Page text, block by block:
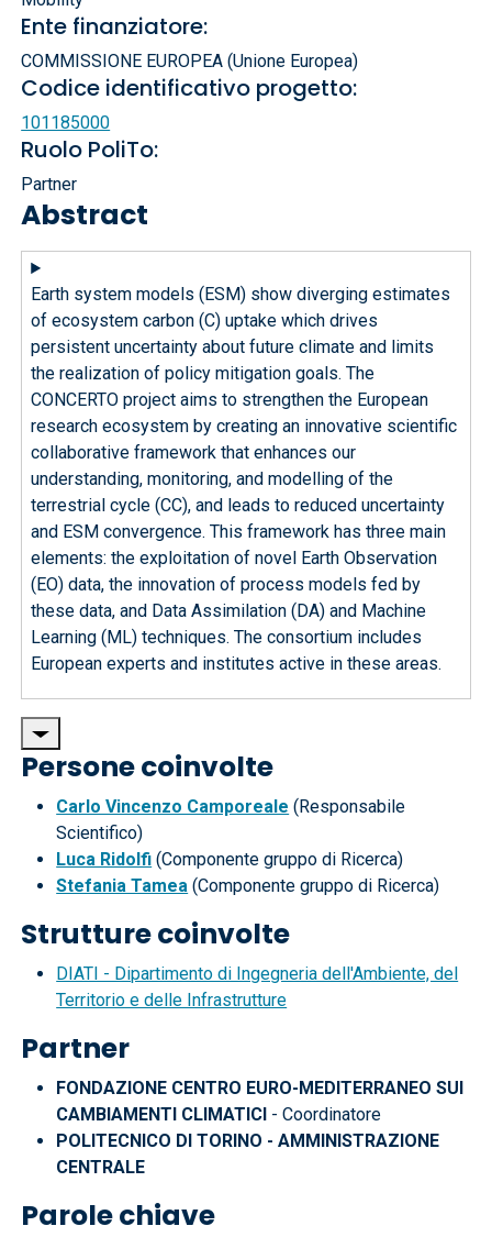
Ente finanziatore:
COMMISSIONE EUROPEA (Unione Europea)
Codice identificativo progetto:
101185000
Ruolo PoliTo:
Partner
Abstract
Earth system models (ESM) show diverging estimates
of ecosystem carbon (C) uptake which drives
persistent uncertainty about future climate and limits
the realization of policy mitigation goals. The
CONCERTO project aims to strengthen the European
research ecosystem by creating an innovative scientific
collaborative framework that enhances our
understanding, monitoring, and modelling of the
terrestrial cycle (CC), and leads to reduced uncertainty
and ESM convergence. This framework has three main
elements: the exploitation of novel Earth Observation
(EO) data, the innovation of process models fed by
these data, and Data Assimilation (DA) and Machine
Learning (ML) techniques. The consortium includes
European experts and institutes active in these areas.
Persone coinvolte
Carlo Vincenzo Camporeale (Responsabile
Scientifico)
Luca Ridolfi (Componente gruppo di Ricerca)
Stefania Tamea (Componente gruppo di Ricerca)
Strutture coinvolte
DIATI - Dipartimento di Ingegneria dell'Ambiente, del
Territorio e delle Infrastrutture
Partner
FONDAZIONE CENTRO EURO-MEDITERRANEO SUI
CAMBIAMENTI CLIMATICI - Coordinatore
POLITECNICO DI TORINO - AMMINISTRAZIONE
CENTRALE
Parole chiave